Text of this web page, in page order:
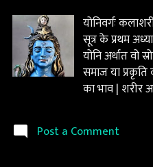
निकलता है |
ज्ञान ही हमारे
आधार है, यही
इस भ्रम में जीते हैं
की एक सीमा है |
व्यक्त करने में अ...
योनिवर्गः
सूत्र के प्रथम
योनि अर्थात वो
समाज या प्रकृति
का भाव | शरीर
है | अक्सर लोग
Post a Comment